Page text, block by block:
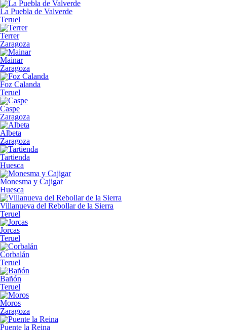
La Puebla de Valverde
Teruel
Terrer
Zaragoza
Mainar
Zaragoza
Foz Calanda
Teruel
Caspe
Zaragoza
Albeta
Zaragoza
Tartienda
Huesca
Monesma y Cajigar
Huesca
Villanueva del Rebollar de la Sierra
Teruel
Jorcas
Teruel
Corbalán
Teruel
Bañón
Teruel
Moros
Zaragoza
Puente la Reina